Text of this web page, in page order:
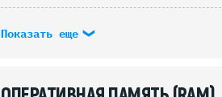
Показать еще